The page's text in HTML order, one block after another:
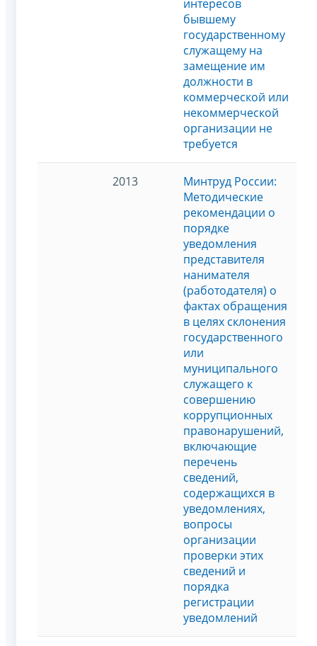
интересов
бывшему
государственному
служащему на
замещение им
должности в
коммерческой или
некоммерческой
организации не
требуется
2013
Минтруд России:
Методические
рекомендации о
порядке
уведомления
представителя
нанимателя
(работодателя) о
фактах обращения
в целях склонения
государственного
или
муниципального
служащего к
совершению
коррупционных
правонарушений,
включающие
перечень
сведений,
содержащихся в
уведомлениях,
вопросы
организации
проверки этих
сведений и
порядка
регистрации
уведомлений